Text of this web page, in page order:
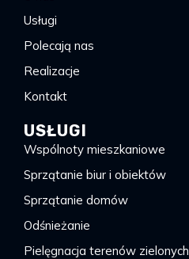
Usługi
Polecają nas
Realizacje
Kontakt
USŁUGI
Wspólnoty mieszkaniowe
Sprzątanie biur i obiektów
Sprzątanie domów
Odśnieżanie
Pielęgnacja terenów zielonych